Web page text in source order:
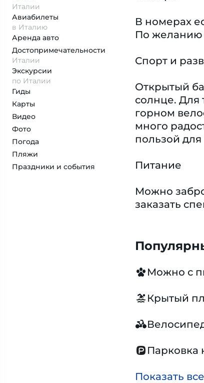
Италии
Авиабилеты
в Италию
Аренда авто
Достопримеча­тельности
Италии
Экскурсии
по Италии
Гиды
Карты
Видео
Фото
Погода
Пляжи
Праздники и события
В номерах
По желанию
Спорт и
Открытый
солнце. Для
горном
много
пользой
Питание
Можно
заказать
Можно с
Крытый
Парковка
Показать